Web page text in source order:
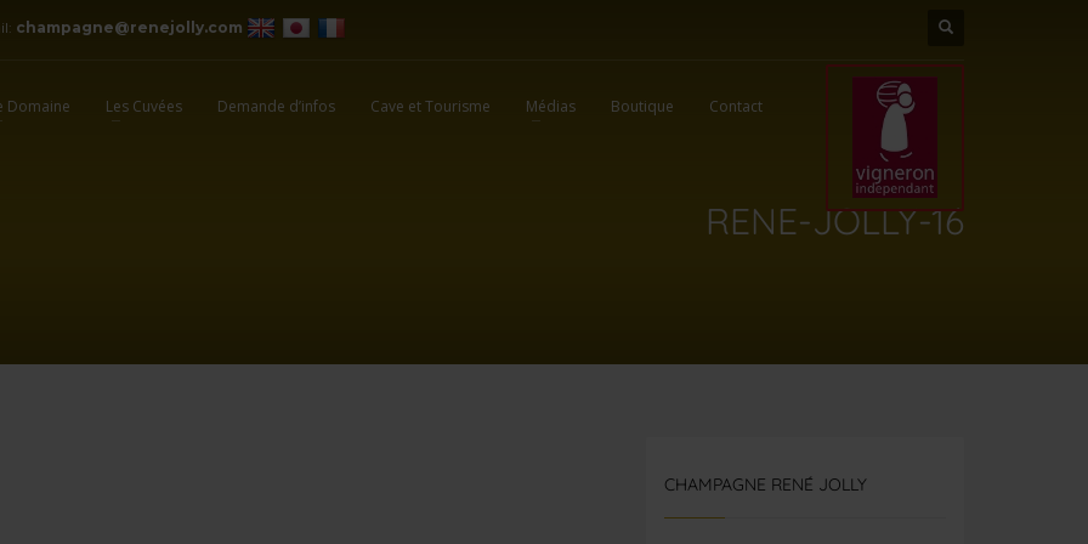
champagne@renejolly.com
Domaine Les Cuvées Demande d’infos Cave et Tourisme Médias Boutique Contact
RENE-JOLLY-16
CHAMPAGNE RENÉ JOLLY